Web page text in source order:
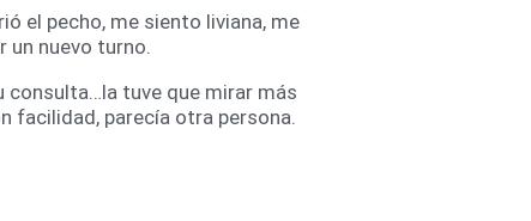
el pecho, me siento liviana, me
un nuevo turno.
consulta…la tuve que mirar más
facilidad, parecía otra persona.